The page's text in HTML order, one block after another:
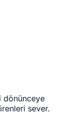
dönünceye
sever.